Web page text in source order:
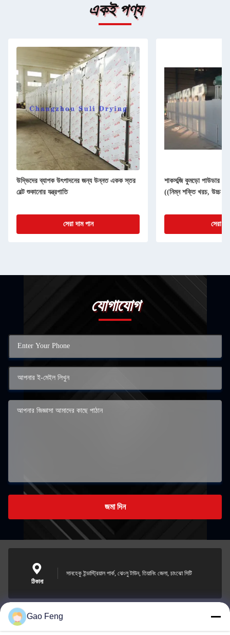
একই পণ্য
উদ্ভিদের ব্যাপক উৎপাদনের জন্য উন্নত একক স্তর
বেল্ট শুকানোর যন্ত্রপাতি
সেরা দাম পান
শাকসব্জি কুমড়ো পাউডার
((নিম্ন শক্তি খরচ, উচ্চ
সেরা
যোগাযোগ
জমা দিন
ঠিকানা
সানহেকু ইন্ডাস্ট্রিয়াল পার্ক, ঝেংলু টাউন, তিয়ানিং জেলা, চাংঝো সিটি
suli@sulidry.com
Gao Feng